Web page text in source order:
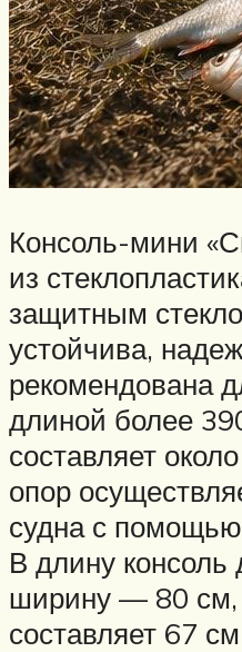
Консоль-мини
из
защитным
устойчива,
рекомендована
длиной более
составляет
опор
судна с
В длину консоль
ширину — 80 см,
составляет 67